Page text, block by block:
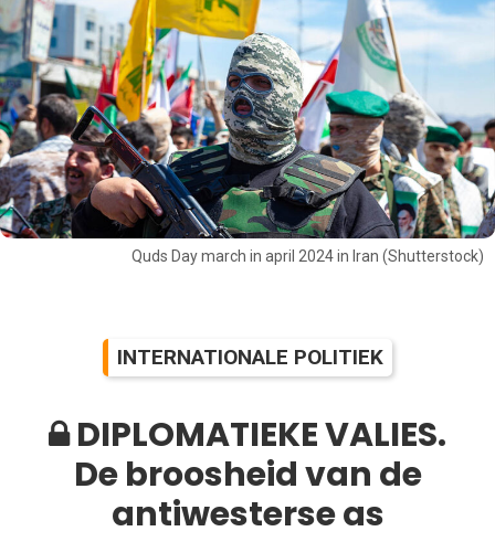
Quds Day march in april 2024 in Iran (Shutterstock)
INTERNATIONALE POLITIEK
DIPLOMATIEKE VALIES.
De broosheid van de
antiwesterse as